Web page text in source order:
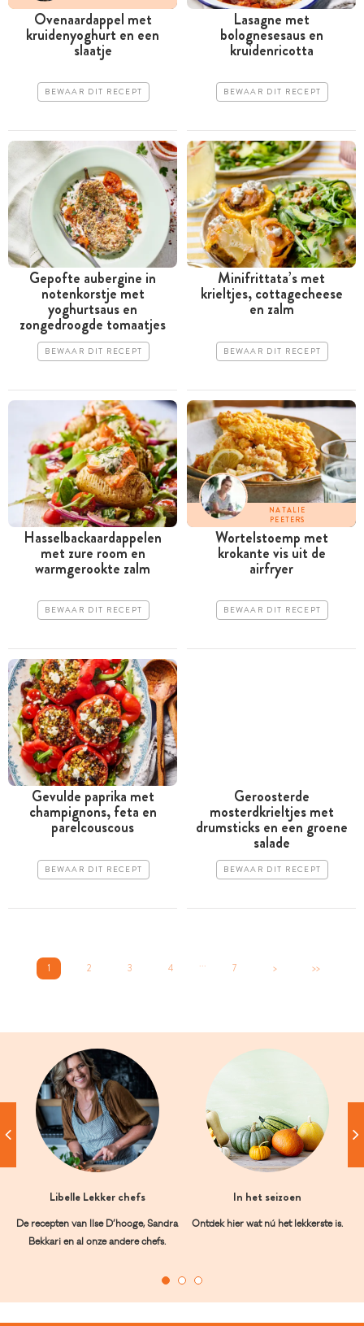
Ovenaardappel met
kruidenyoghurt en een
slaatje
BEWAAR DIT RECEPT
Lasagne met
bolognesesaus en
kruidenricotta
BEWAAR DIT RECEPT
Gepofte aubergine in
notenkorstje met
yoghurtsaus en
zongedroogde tomaatjes
BEWAAR DIT RECEPT
Minifrittata’s met
krieltjes, cottagecheese
en zalm
BEWAAR DIT RECEPT
Hasselbackaardappelen
met zure room en
warmgerookte zalm
BEWAAR DIT RECEPT
NATALIE
PEETERS
Wortelstoemp met
krokante vis uit de
airfryer
BEWAAR DIT RECEPT
Gevulde paprika met
champignons, feta en
parelcouscous
BEWAAR DIT RECEPT
Geroosterde
mosterdkrieltjes met
drumsticks en een groene
salade
BEWAAR DIT RECEPT
1 2 3 4 ... 7 > >>
Libelle Lekker chefs
De recepten van Ilse D’hooge, Sandra
Bekkari en al onze andere chefs.
In het seizoen
Ontdek hier wat nú het lekkerste is.